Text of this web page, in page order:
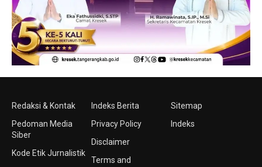
Redaksi & Kontak
Pedoman Media
Siber
Kode Etik Jurnalistik
Indeks Berita
Privacy Policy
Disclaimer
Terms and
Sitemap
Indeks